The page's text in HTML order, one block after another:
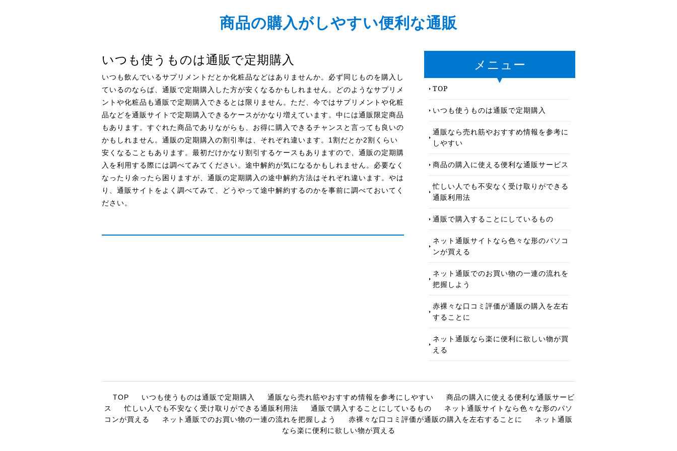
商品の購入がしやすい便利な通販
いつも使うものは通販で定期購入
いつも飲んでいるサプリメントだとか化粧品などはありませんか。必ず同じものを購入し
ているのならば、通販で定期購入した方が安くなるかもしれません。どのようなサプリメ
ントや化粧品も通販で定期購入できるとは限りません。ただ、今ではサプリメントや化粧
品などを通販サイトで定期購入できるケースがかなり増えています。中には通販限定商品
もあります。すぐれた商品でありながらも、お得に購入できるチャンスと言っても良いの
かもしれません。通販の定期購入の割引率は、それぞれ違います。1割だとか2割くらい
安くなることもあります。最初だけかなり割引するケースもありますので、通販の定期購
入を利用する際には調べてみてください。途中解約が気になるかもしれません。必要なく
なったり余ったら困りますが、通販の定期購入の途中解約方法はそれぞれ違います。やは
り、通販サイトをよく調べてみて、どうやって途中解約するのかを事前に調べておいてく
ださい。
メニュー
TOP
いつも使うものは通販で定期購入
通販なら売れ筋やおすすめ情報を参考に
しやすい
商品の購入に使える便利な通販サービス
忙しい人でも不安なく受け取りができる
通販利用法
通販で購入することにしているもの
ネット通販サイトなら色々な形のパソコ
ンが買える
ネット通販でのお買い物の一連の流れを
把握しよう
赤裸々な口コミ評価が通販の購入を左右
することに
ネット通販なら楽に便利に欲しい物が買
える
TOP いつも使うものは通販で定期購入 通販なら売れ筋やおすすめ情報を参考にしやすい
商品の購入に使える便利な通販サービ
ス
忙しい人でも不安なく受け取りができる通販利用法 通販で購入することにしているもの
ネット通販サイトなら色々な形のパソ
コンが買える
ネット通販でのお買い物の一連の流れを把握しよう 赤裸々な口コミ評価が通販の購入を左右することに
ネット通販
なら楽に便利に欲しい物が買える